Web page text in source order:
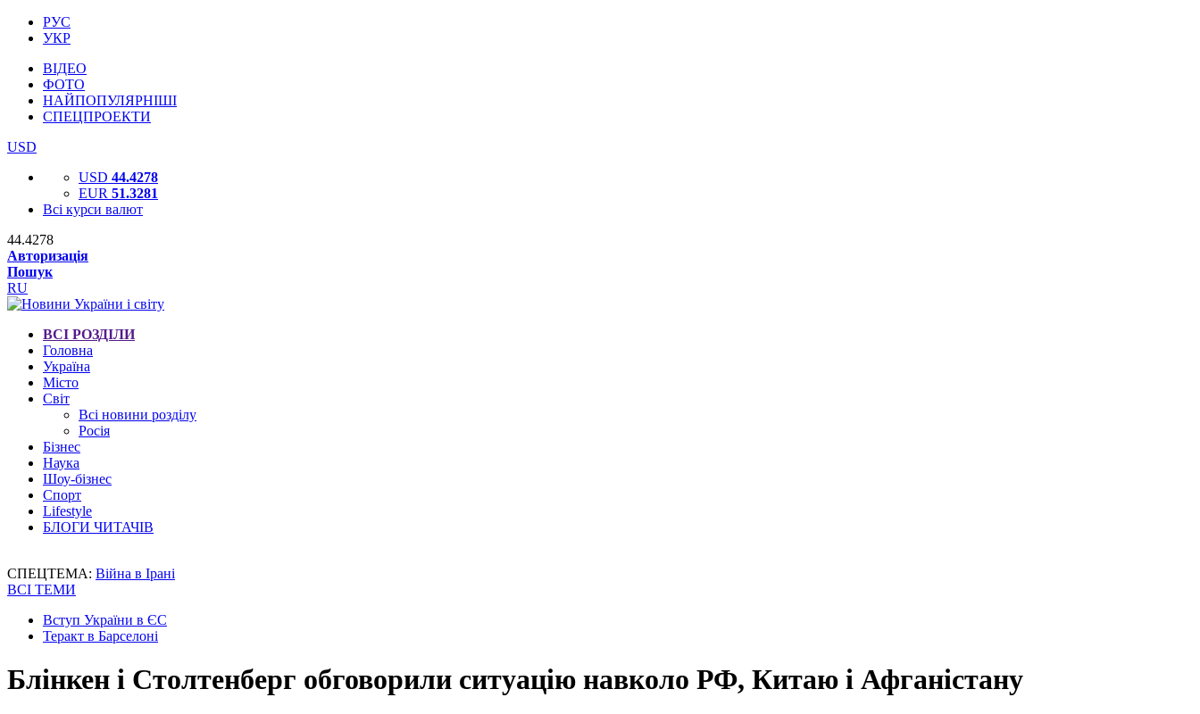
РУС
УКР
ВІДЕО
ФОТО
НАЙПОПУЛЯРНІШІ
СПЕЦПРОЕКТИ
USD
USD 44.4278
EUR 51.3281
Всі курси валют
44.4278
Авторизація
Пошук
RU
ВСІ РОЗДІЛИ
Головна
Україна
Місто
Світ
Всі новини розділу
Росія
Бізнес
Наука
Шоу-бізнес
Спорт
Lifestyle
БЛОГИ ЧИТАЧІВ
СПЕЦТЕМА: Війна в Ірані
ВСІ ТЕМИ
Вступ України в ЄС
Теракт в Барселоні
Блінкен і Столтенберг обговорили ситуацію навколо РФ, Китаю і Афганістану